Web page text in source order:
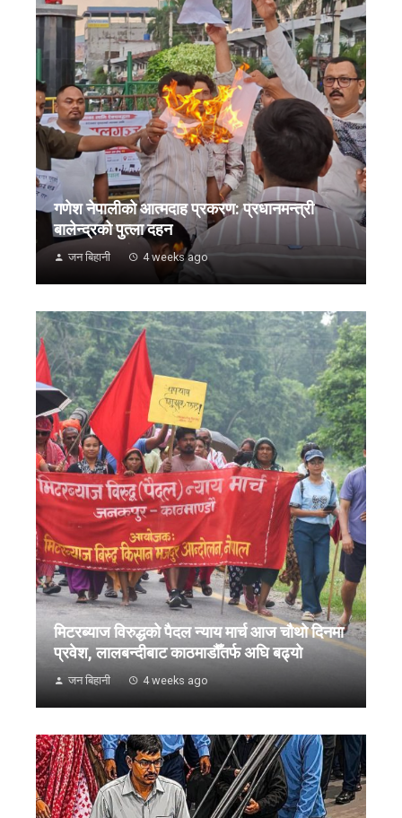
गणेश नेपालीको आत्मदाह प्रकरण: प्रधानमन्त्री
बालेन्द्रको पुत्ला दहन
जन बिहानी 4 weeks ago
मिटरब्याज विरुद्धको पैदल न्याय मार्च आज चौथो दिनमा
प्रवेश, लालबन्दीबाट काठमाडौँतर्फ अघि बढ्यो
जन बिहानी 4 weeks ago